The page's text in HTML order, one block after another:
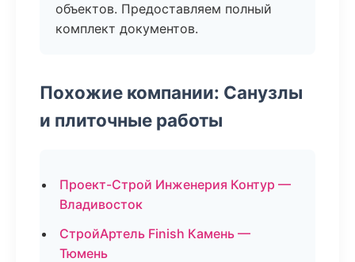
объектов. Предоставляем полный
комплект документов.
Похожие компании: Санузлы
и плиточные работы
Проект-Строй Инженерия Контур —
Владивосток
СтройАртель Finish Камень —
Тюмень